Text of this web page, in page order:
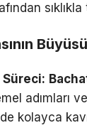
Süreci:
adımları
kolayca